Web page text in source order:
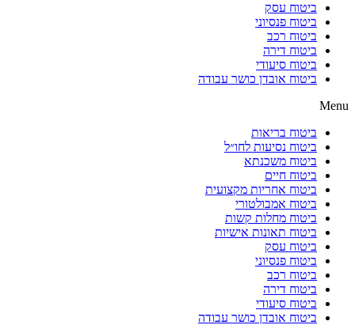
ביטוח עסק
ביטוח פנסיוני
ביטוח רכב
ביטוח דירה
ביטוח סיעודי
ביטוח אובדן כושר עבודה
Menu
ביטוח בריאות
ביטוח נסיעות לחו״ל
ביטוח משכנתא
ביטוח חיים
ביטוח אחריות מקצועית
ביטוח אמבולטורי
ביטוח מחלות קשות
ביטוח תאונות אישיות
ביטוח עסק
ביטוח פנסיוני
ביטוח רכב
ביטוח דירה
ביטוח סיעודי
ביטוח אובדן כושר עבודה